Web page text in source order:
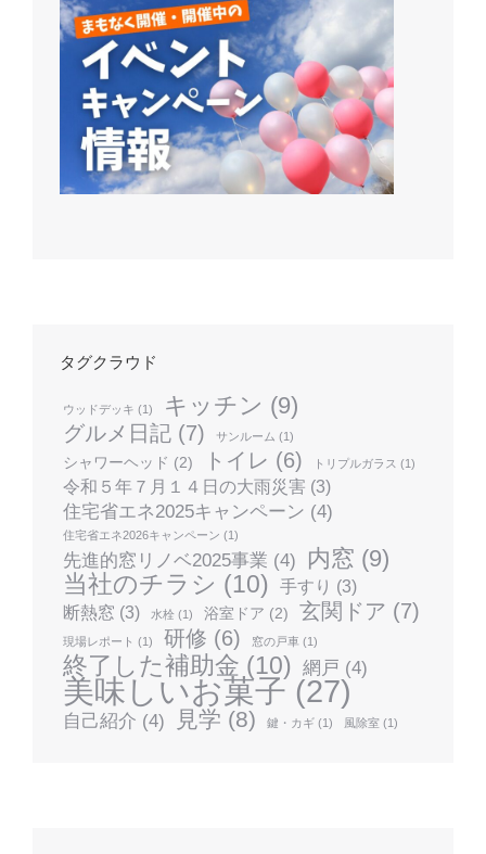
タグクラウド
ウッドデッキ (1) キッチン (9)
グルメ日記 (7) サンルーム (1)
シャワーヘッド (2) トイレ (6) トリプルガラス (1)
令和５年７月１４日の大雨災害 (3)
住宅省エネ2025キャンペーン (4)
住宅省エネ2026キャンペーン (1)
先進的窓リノベ2025事業 (4) 内窓 (9)
当社のチラシ (10) 手すり (3)
断熱窓 (3) 水栓 (1) 浴室ドア (2) 玄関ドア (7)
現場レポート (1) 研修 (6) 窓の戸車 (1)
終了した補助金 (10) 網戸 (4)
美味しいお菓子(27)
自己紹介 (4) 見学 (8) 鍵・カギ (1) 風除室 (1)